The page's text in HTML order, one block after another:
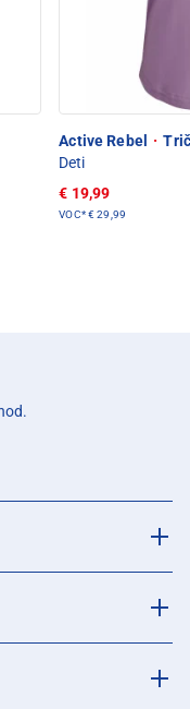
Active Rebel ·
Deti
€ 19,99
VOC*€ 29,99